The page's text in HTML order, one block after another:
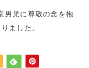
男児に尊敬の念を抱
ました。